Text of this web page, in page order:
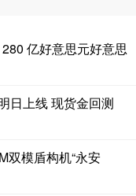
亿好意思元好意思
日上线 现货金回测
双模盾构机“永安